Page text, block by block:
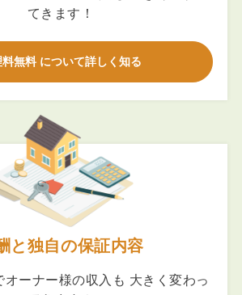
てきます！
無料 について詳しく知る
と独自の保証内容
オーナー様の収入も 大きく変わっ